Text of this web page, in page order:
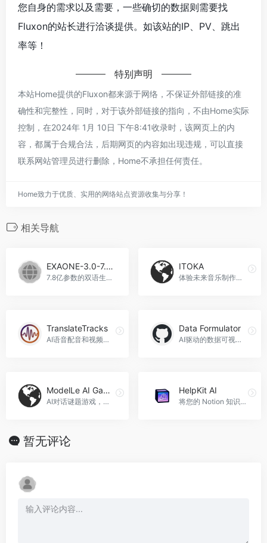
您自身的需求以及需要，一些确切的数据则需要找
Fluxon的站长进行洽谈提供。如该站的IP、PV、跳出
率等！
特别声明
本站Home提供的Fluxon都来源于网络，不保证外部链接的准
确性和完整性，同时，对于该外部链接的指向，不由Home实际
控制，在2024年 1月 10日 下午8:41收录时，该网页上的内
容，都属于合规合法，后期网页的内容如出现违规，可以直接
联系网站管理员进行删除，Home不承担任何责任。
Home致力于优质、实用的网络站点资源收集与分享！
相关导航
EXAONE-3.0-7.8B-Instruct
7.8亿参数的双语生成模型，EXAONE-3.0-7.8B-Instruct官网入口网址
ITOKA
体验未来音乐制作，ITOKA官网入口网址
TranslateTracks
AI语音配音和视频翻译服务，TranslateTracks官网入口网址
Data Formulator
AI驱动的数据可视化工具
ModelLe AI Game
AI对话谜题游戏，ModelLe AI Game官网入口网址
HelpKit AI
将您的 Notion 知识库与 AI 相结合的智能助手，HelpKit AI官网入口网址
暂无评论